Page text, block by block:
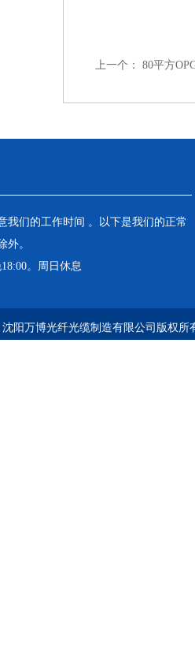
上一个： 80平方
我们的工作时间 。以下是我们的正常
外。
。周日休息
阳万博光纤光缆制造有限公司版权所